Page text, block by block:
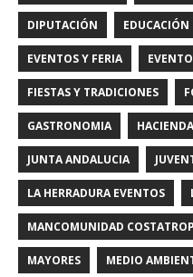
DIPUTACIÓN EDUCACIÓN
EVENTOS Y FERIA
FIESTAS Y TRADICIONES
GASTRONOMIA
JUNTA ANDALUCIA
LA HERRADURA EVENTOS
MANCOMUNIDAD
MAYORES MEDIO